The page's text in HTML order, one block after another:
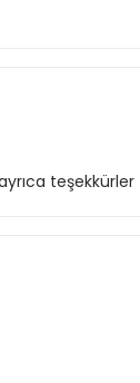
teşekkürler